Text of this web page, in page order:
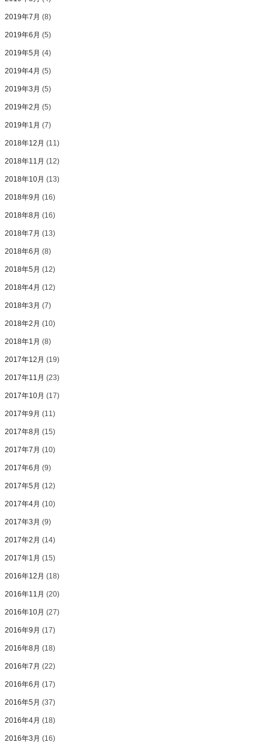
2019年7月 (8)
2019年6月 (5)
2019年5月 (4)
2019年4月 (5)
2019年3月 (5)
2019年2月 (5)
2019年1月 (7)
2018年12月 (11)
2018年11月 (12)
2018年10月 (13)
2018年9月 (16)
2018年8月 (16)
2018年7月 (13)
2018年6月 (8)
2018年5月 (12)
2018年4月 (12)
2018年3月 (7)
2018年2月 (10)
2018年1月 (8)
2017年12月 (19)
2017年11月 (23)
2017年10月 (17)
2017年9月 (11)
2017年8月 (15)
2017年7月 (10)
2017年6月 (9)
2017年5月 (12)
2017年4月 (10)
2017年3月 (9)
2017年2月 (14)
2017年1月 (15)
2016年12月 (18)
2016年11月 (20)
2016年10月 (27)
2016年9月 (17)
2016年8月 (18)
2016年7月 (22)
2016年6月 (17)
2016年5月 (37)
2016年4月 (18)
2016年3月 (16)